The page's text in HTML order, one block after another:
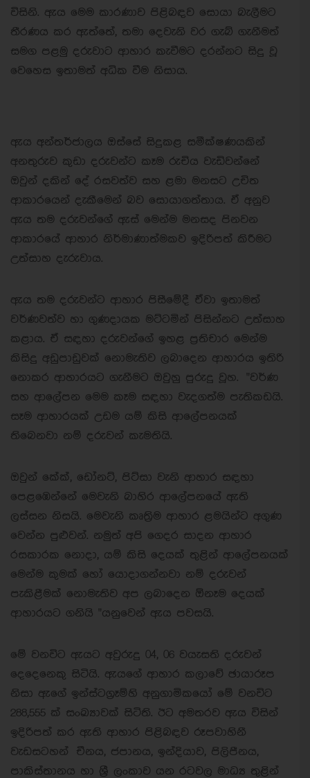
විසිනි. ඇය මෙම කාරණාව පිළිබඳව සොයා බැලීමට
තීරණය කර ඇත්තේ, තමා දෙවැනි වර ගැබ් ගැනීමත්
සමග පළමු දරුවාට ආහාර කැවීමට දරන්නට සිදු වූ
වෙහෙස ඉතාමත් අධික වීම නිසාය.
ඇය අන්තර්ජාලය ඔස්සේ සිදුකළ සමීක්ෂණයකින්
අනතුරුව කුඩා දරුවන්ට කෑම රුචිය වැඩිවන්නේ
ඔවුන් දකින් දේ රසවත්ව සහ ළමා මනසට උචිත
ආකාරයෙන් දැකීමෙන් බව සොයාගත්තාය. ඒ අනුව
ඇය තම දරුවන්ගේ ඇස් මෙන්ම මනසද පිනවන
ආකාරයේ ආහාර නිර්මාණාත්මකව ඉදිරිපත් කිරීමට
උත්සාහ දැරුවාය.
ඇය තම දරුවන්ට ආහාර පිසීමේදී ඒවා ඉතාමත්
වර්ණවත්ව හා ගුණදායක මට්ටමින් පිසින්නට උත්සාහ
කළාය. ඒ සඳහා දරුවන්ගේ ඉහළ ප්‍රතිචාර මෙන්ම
කිසිදු අඩුපාඩුවක් නොමැතිව ලබාදෙන ආහාරය ඉතිරි
නොකර ආහාරයට ගැනීමට ඔවුහු පුරුදු වූහ. "වර්ණ
සහ ආලේපන මෙම කෑම සඳහා වැදගත්ම පැතිකඩයි.
සෑම ආහාරයක් උඩම යම් කිසි ආලේපනයක්
තිබෙනවා නම් දරුවන් කැමතියි.
ඔවුන් කේක්, ඩෝනට්, පිට්සා වැනි ආහාර සඳහා
පෙළඹෙන්නේ මෙවැනි බාහිර ආලේපනයේ ඇති
ලස්සන නිසයි. මෙවැනි කෘත්‍රිම ආහාර ළමයින්ට අගුණ
වෙන්න පුළුවන්. නමුත් අපි ගෙදර සාදන ආහාර
රසකාරක නොදා, යම් කිසි දෙයක් තුළින් ආලේපනයක්
මෙන්ම කුමක් හෝ යොදාගන්නවා නම් දරුවන්
පැකිළීමක් නොමැතිව අප ලබාදෙන ඕනෑම දෙයක්
ආහාරයට ගනියි "යනුවෙන් ඇය පවසයි.
මේ වනවිට ඇයට අවුරුදු 04, 06 වයැසති දරුවන්
දෙදෙනෙකු සිටියි. ඇයගේ ආහාර කලාවේ ඡායාරූප
නිසා ඇගේ ඉන්ස්ටග්‍රෑම්හි අනුගාමිකයෝ මේ වනවිට
288,555 ක් සංඛ්‍යාවක් සිටිති. ඊට අමතරව ඇය විසින්
ඉදිරිපත් කර ඇති ආහාර පිළිබඳව රූපවාහිනී
වැඩසටහන් චීනය, ජපානය, ඉන්දියාව, පිලිපීනය,
පාකිස්තානය හා ශ්‍රී ලංකාව යන රටවල මාධ්‍ය තුළින්